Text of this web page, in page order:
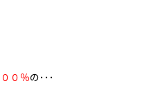
０％の･･･